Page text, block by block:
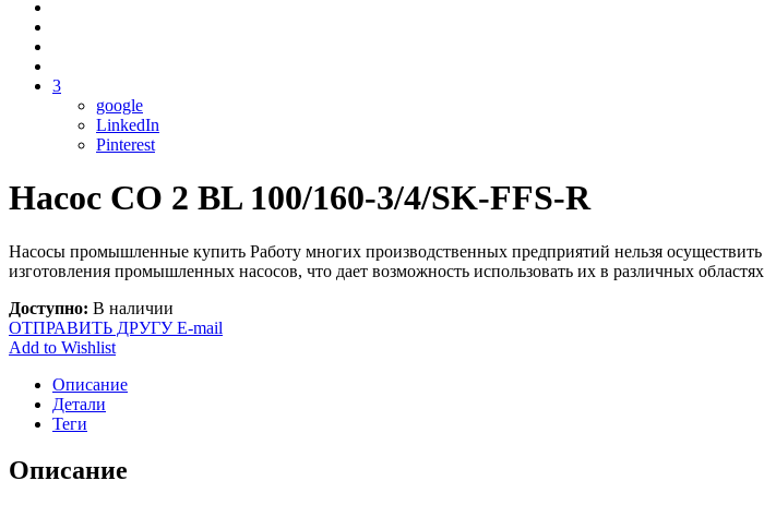
3
google
LinkedIn
Pinterest
Насос CO 2 BL 100/160-3/4/SK-FFS-R
Насосы промышленные купить Работу многих производственных предприятий нельзя
изготовления промышленных насосов, что дает возможность использовать их в различных
Доступно: В наличии
ОТПРАВИТЬ ДРУГУ E-mail
Add to Wishlist
Описание
Детали
Теги
Описание